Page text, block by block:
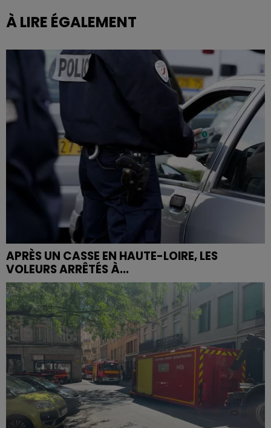
À LIRE ÉGALEMENT
APRÈS UN CASSE EN HAUTE-LOIRE, LES
VOLEURS ARRÊTÉS À...